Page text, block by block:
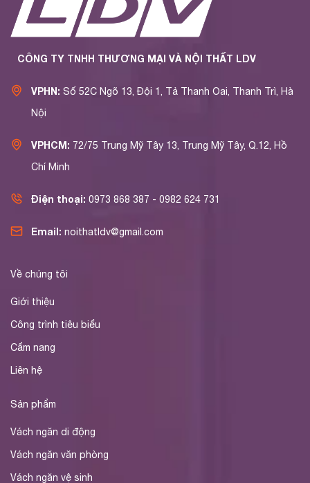
CÔNG TY TNHH THƯƠNG MẠI VÀ NỘI THẤT LDV
VPHN: Số 52C Ngõ 13, Đội 1, Tả Thanh Oai, Thanh Trì, Hà
Nội
VPHCM: 72/75 Trung Mỹ Tây 13, Trung Mỹ Tây, Q.12, Hồ
Chí Minh
Điện thoại: 0973 868 387 - 0982 624 731
Email: noithatldv@gmail.com
Về chúng tôi
Giới thiệu
Công trình tiêu biểu
Cẩm nang
Liên hệ
Sản phẩm
Vách ngăn di động
Vách ngăn văn phòng
Vách ngăn vệ sinh